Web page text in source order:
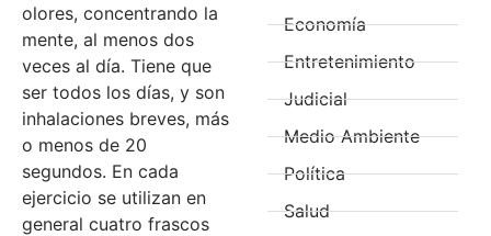
olores, concentrando la
mente, al menos dos
veces al día. Tiene que
ser todos los días, y son
inhalaciones breves, más
o menos de 20
segundos. En cada
ejercicio se utilizan en
general cuatro frascos
Economía
Entretenimiento
Judicial
Medio Ambiente
Política
Salud